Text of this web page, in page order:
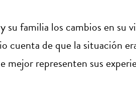
familia los cambios en su
cuenta de que la situación
representen sus